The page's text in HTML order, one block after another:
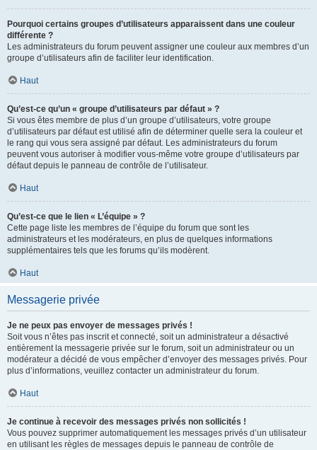
Pourquoi certains groupes d’utilisateurs apparaissent dans une couleur
différente ?
Les administrateurs du forum peuvent assigner une couleur aux membres d’un
groupe d’utilisateurs afin de faciliter leur identification.
Haut
Qu’est-ce qu’un « groupe d’utilisateurs par défaut » ?
Si vous êtes membre de plus d’un groupe d’utilisateurs, votre groupe
d’utilisateurs par défaut est utilisé afin de déterminer quelle sera la couleur et
le rang qui vous sera assigné par défaut. Les administrateurs du forum
peuvent vous autoriser à modifier vous-même votre groupe d’utilisateurs par
défaut depuis le panneau de contrôle de l’utilisateur.
Haut
Qu’est-ce que le lien « L’équipe » ?
Cette page liste les membres de l’équipe du forum que sont les
administrateurs et les modérateurs, en plus de quelques informations
supplémentaires tels que les forums qu’ils modèrent.
Haut
Messagerie privée
Je ne peux pas envoyer de messages privés !
Soit vous n’êtes pas inscrit et connecté, soit un administrateur a désactivé
entièrement la messagerie privée sur le forum, soit un administrateur ou un
modérateur a décidé de vous empêcher d’envoyer des messages privés. Pour
plus d’informations, veuillez contacter un administrateur du forum.
Haut
Je continue à recevoir des messages privés non sollicités !
Vous pouvez supprimer automatiquement les messages privés d’un utilisateur
en utilisant les règles de messages depuis le panneau de contrôle de